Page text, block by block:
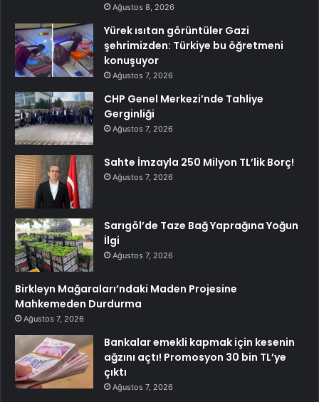
Ağustos 8, 2026
Yürek ısıtan görüntüler Gazi
şehrimizden: Türkiye bu öğretmeni
konuşuyor
Ağustos 7, 2026
CHP Genel Merkezi’nde Tahliye
Gerginliği
Ağustos 7, 2026
Sahte İmzayla 250 Milyon TL’lik Borç!
Ağustos 7, 2026
Sarıgöl’de Taze Bağ Yaprağına Yoğun
İlgi
Ağustos 7, 2026
Birkleyn Mağaraları’ndaki Maden Projesine
Mahkemeden Durdurma
Ağustos 7, 2026
Bankalar emekli kapmak için kesenin
ağzını açtı! Promosyon 30 bin TL’ye
çıktı
Ağustos 7, 2026